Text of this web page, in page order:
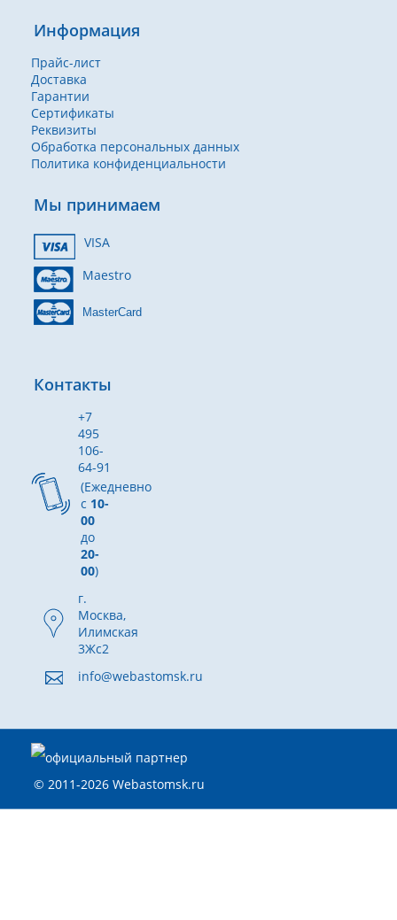
Информация
Прайс-лист
Доставка
Гарантии
Сертификаты
Реквизиты
Обработка персональных данных
Политика конфиденциальности
Мы принимаем
VISA
Maestro
MasterCard
Контакты
+7
495
106-
64-91
(Ежедневно
с 10-
00
до
20-
00)
г.
Москва,
Илимская
3Жс2
info@webastomsk.ru
© 2011-2026 Webastomsk.ru